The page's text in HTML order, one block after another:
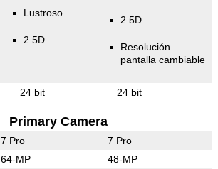
Lustroso
2.5D
2.5D
Resolución
pantalla cambiable
24 bit 24 bit
Primary Camera
7 Pro 7 Pro
64-MP 48-MP